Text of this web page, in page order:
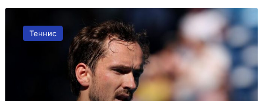
высоко
оценилТеннис